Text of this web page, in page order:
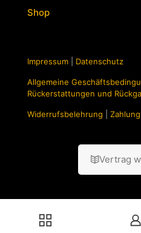
Shop
Impressum Datenschutz
Allgemeine
Rückerstattungen und
Widerrufsbelehrung
Vertrag